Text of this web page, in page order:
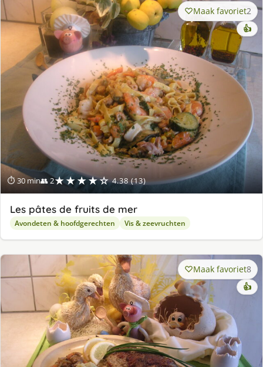
⏱ 30 min👥 2★★★★☆ 4.38 (13)
Maak favoriet2
👍
Les pâtes de fruits de mer
Avondeten & hoofdgerechten Vis & zeevruchten
Maak favoriet8
👍